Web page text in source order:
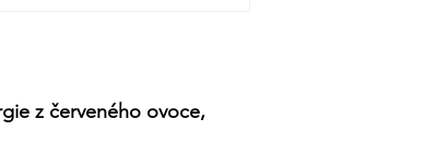
z červeného ovoce,